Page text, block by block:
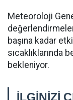
Meteoroloji
başına kadar
sıcaklıklarında
bekleniyor.